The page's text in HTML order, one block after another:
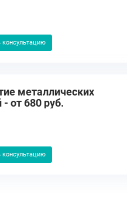
консультацию
металлических
- от 680 руб.
консультацию